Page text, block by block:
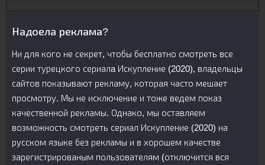
Надоела реклама?
Ни для кого не секрет, чтобы бесплатно смотреть все
серии турецкого сериалa Искупление (2020), владельцы
сайтов показывают рекламу, которая часто мешает
просмотру. Мы не исключение и тоже ведем показ
качественной рекламы. Однако, мы оставляем
возможность смотреть сериал Искупление (2020) на
русском языке без рекламы и в хорошем качестве
зарегистрированым пользователям (отключится вся